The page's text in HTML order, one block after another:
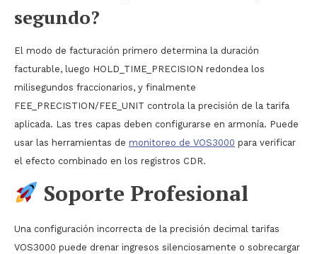
segundo?
El modo de facturación primero determina la duración
facturable, luego HOLD_TIME_PRECISION redondea los
milisegundos fraccionarios, y finalmente
FEE_PRECISTION/FEE_UNIT controla la precisión de la tarifa
aplicada. Las tres capas deben configurarse en armonía. Puede
usar las herramientas de monitoreo de VOS3000 para verificar
el efecto combinado en los registros CDR.
Soporte Profesional
Una configuración incorrecta de la precisión decimal tarifas
VOS3000 puede drenar ingresos silenciosamente o sobrecargar